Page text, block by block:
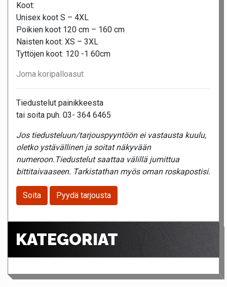
Koot:
Unisex koot S – 4XL
Poikien koot 120 cm – 160 cm
Naisten koot: XS – 3XL
Tyttöjen koot: 120 -1 60cm
Joma koripalloasut
Tiedustelut painikkeesta
tai soita puh. 03- 364 6465
Jos tiedusteluun/tarjouspyyntöön ei vastausta kuulu,
oletko ystävällinen ja soitat näkyvään
numeroon.Tiedustelut saattaa välillä jumittua
bittitaivaaseen. Tarkistathan myös oman roskapostisi.
Soita Pyydä tarjousta
KATEGORIAT